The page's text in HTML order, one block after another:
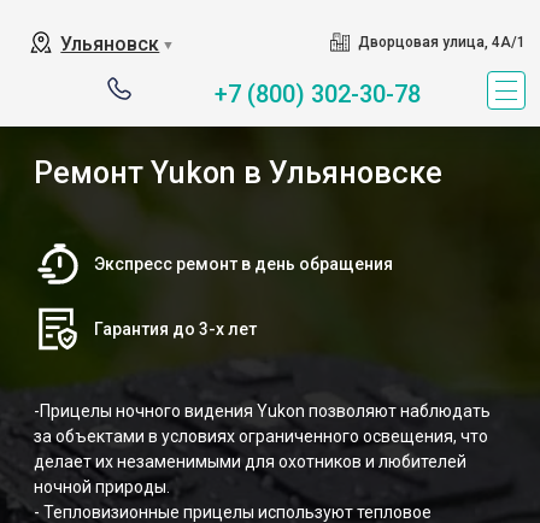
Ульяновск ▼ Дворцовая улица, 4А/1
+7 (800) 302-30-78
Ремонт Yukon в Ульяновске
Экспресс ремонт в день обращения
Гарантия до 3-х лет
-Прицелы ночного видения Yukon позволяют наблюдать
за объектами в условиях ограниченного освещения, что
делает их незаменимыми для охотников и любителей
ночной природы.
- Тепловизионные прицелы используют тепловое